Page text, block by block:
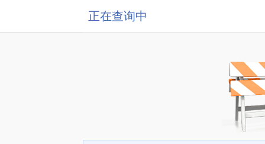
正在查询中